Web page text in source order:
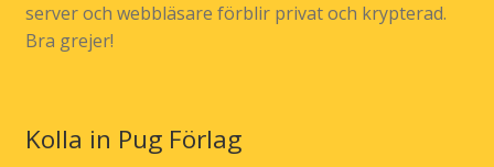
server och webbläsare förblir privat och krypterad.
Bra grejer!
Kolla in Pug Förlag